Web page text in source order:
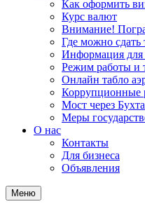
Как оформить
Курс валют
Внимание!
Где можно сдать
Информация для
Режим работы и
Онлайн табло
Коррупционные
Мост через
Меры
О нас
Контакты
Для бизнеса
Объявления
Меню